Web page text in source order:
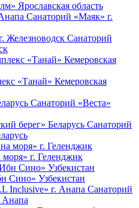
Ярославская область
Санаторий «Маяк» г.
Санаторий
«Танай» Кемеровская
Санаторий «Веста»
Санаторий
г. Геленджик
Сино» Узбекистан
Санаторий
Анапа